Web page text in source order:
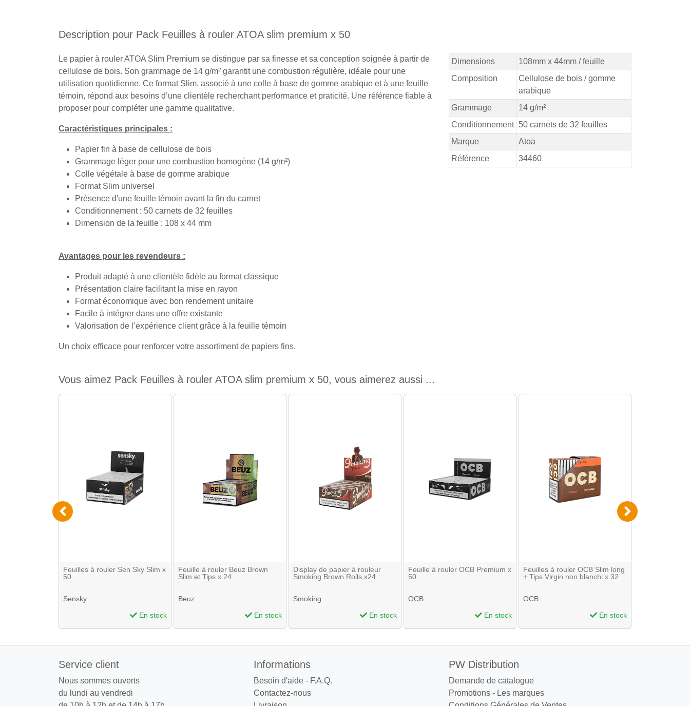
Description pour Pack Feuilles à rouler ATOA slim premium x 50
Le papier à rouler ATOA Slim Premium se distingue par sa finesse et sa conception soignée à partir de
cellulose de bois. Son grammage de 14 g/m² garantit une combustion régulière, idéale pour une
utilisation quotidienne. Ce format Slim, associé à une colle à base de gomme arabique et à une feuille
témoin, répond aux besoins d’une clientèle recherchant performance et praticité. Une référence fiable à
proposer pour compléter une gamme qualitative.
Caractéristiques principales :
Papier fin à base de cellulose de bois
Grammage léger pour une combustion homogène (14 g/m²)
Colle végétale à base de gomme arabique
Format Slim universel
Présence d'une feuille témoin avant la fin du carnet
Conditionnement : 50 carnets de 32 feuilles
Dimension de la feuille : 108 x 44 mm
Avantages pour les revendeurs :
Produit adapté à une clientèle fidèle au format classique
Présentation claire facilitant la mise en rayon
Format économique avec bon rendement unitaire
Facile à intégrer dans une offre existante
Valorisation de l’expérience client grâce à la feuille témoin
Un choix efficace pour renforcer votre assortiment de papiers fins.
Dimensions
108mm x 44mm / feuille
Composition
Cellulose de bois / gomme
arabique
Grammage
14 g/m²
Conditionnement 50 carnets de 32 feuilles
Marque
Atoa
Référence
34460
Vous aimez Pack Feuilles à rouler ATOA slim premium x 50, vous aimerez aussi ...
Feuilles à rouler Sen Sky Slim x
50
Sensky
En stock
Feuille à rouler Beuz Brown
Slim et Tips x 24
Beuz
En stock
Display de papier à rouleur
Smoking Brown Rolls x24
Smoking
En stock
Feuille à rouler OCB Premium x
50
OCB
En stock
Feuilles à rouler OCB Slim long
+ Tips Virgin non blanchi x 32
OCB
En stock
Service client
Nous sommes ouverts
du lundi au vendredi
Informations
Besoin d'aide - F.A.Q.
Contactez-nous
PW Distribution
Demande de catalogue
Promotions - Les marques